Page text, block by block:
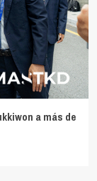
a más de